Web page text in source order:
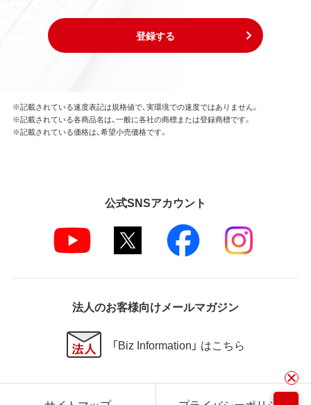
登録する
※記載されている速度表記は規格値で、実環境での速度ではありません。
※記載されている各商品名は、一般に各社の商標または登録商標です。
※記載されている価格は、希望小売価格です。
公式SNSアカウント
法人のお客様向けメールマガジン
「Biz Information」 はこちら